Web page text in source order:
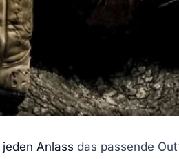
jeden Anlass das passende